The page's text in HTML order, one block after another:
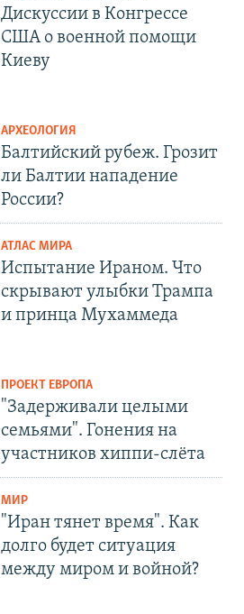
Дискуссии в Конгрессе
США о военной помощи
Киеву
АРХЕОЛОГИЯ
Балтийский рубеж. Грозит
ли Балтии нападение
России?
АТЛАС МИРА
Испытание Ираном. Что
скрывают улыбки Трампа
и принца Мухаммеда
ПРОЕКТ ЕВРОПА
"Задерживали целыми
семьями". Гонения на
участников хиппи-слёта
МИР
"Иран тянет время". Как
долго будет ситуация
между миром и войной?